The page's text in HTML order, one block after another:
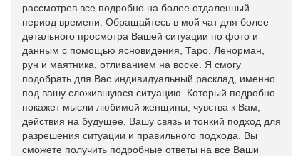
рассмотрев все подробно на более отдаленный
период времени. Обращайтесь в мой чат для более
детального просмотра Вашей ситуации по фото и
данным с помощью ясновидения, Таро, Ленорман,
рун и маятника, отливанием на воске. Я смогу
подобрать для Вас индивидуальный расклад, именно
под вашу сложившуюся ситуацию. Который подробно
покажет мысли любимой женщины, чувства к Вам,
действия на будущее, Вашу связь и тонкий подход для
разрешения ситуации и правильного подхода. Вы
сможете получить подробные ответы на все Ваши